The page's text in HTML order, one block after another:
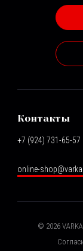
Контакты
+7 (924) 731-65-57
online-
© 2026